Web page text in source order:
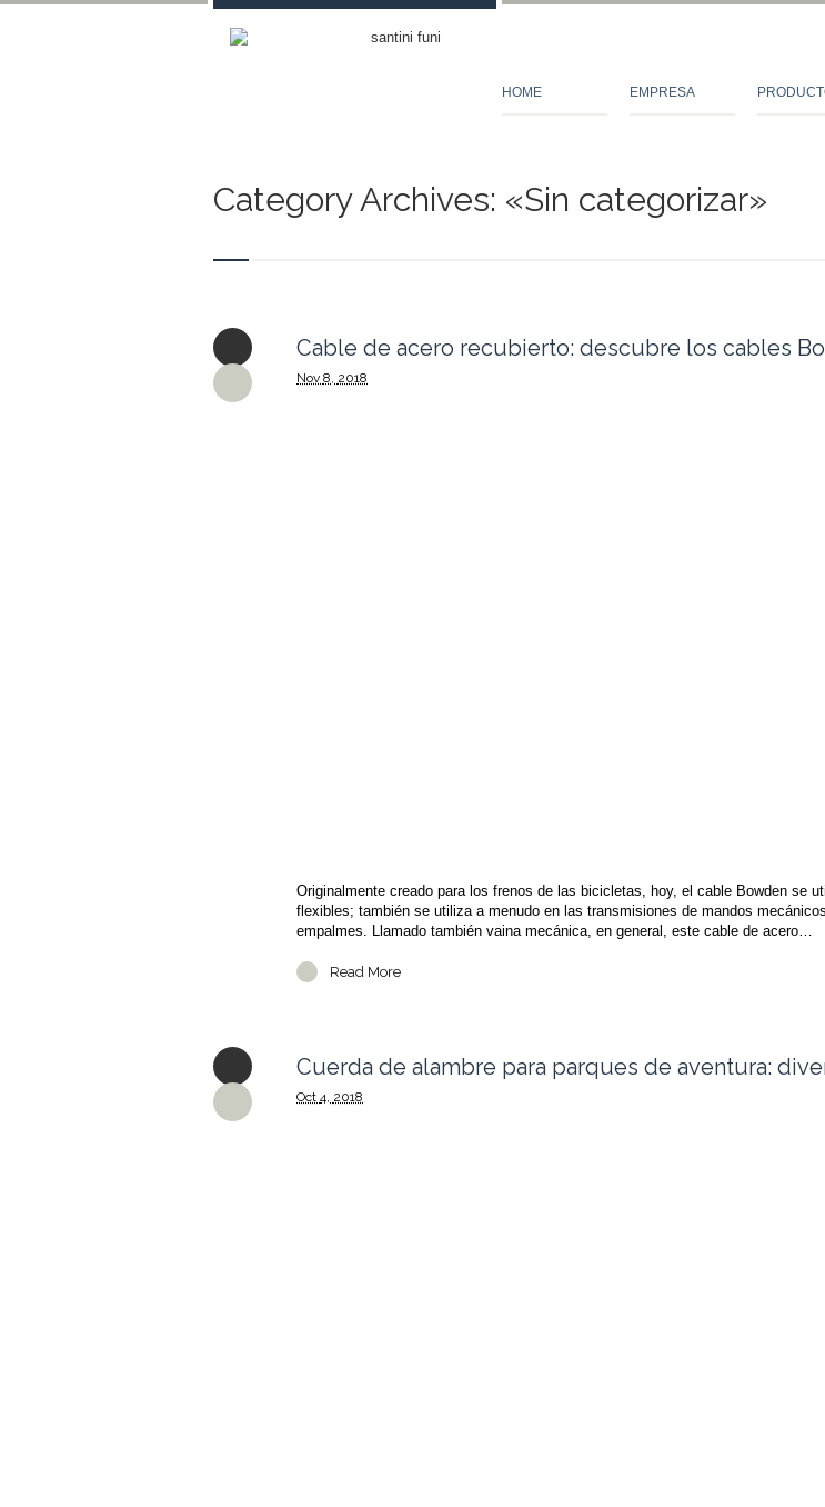
HOME EMPRESA
Category Archives: «Sin categorizar»
Cable de acero recubierto: descubre los cables
Nov 8, 2018
Originalmente creado para los frenos de las bicicletas, hoy, el cable Bowden se
flexibles; también se utiliza a menudo en las transmisiones de mandos
empalmes. Llamado también vaina mecánica, en general, este cable de acero…
Read More
Cuerda de alambre para parques de aventura:
Oct 4, 2018